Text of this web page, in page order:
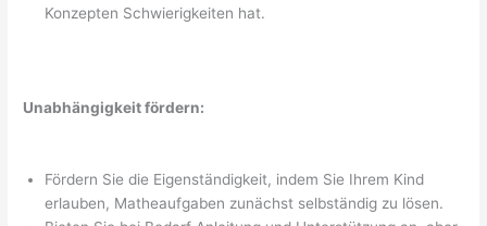
Konzepten Schwierigkeiten hat.
Unabhängigkeit fördern:
Fördern Sie die Eigenständigkeit, indem Sie Ihrem Kind
erlauben, Matheaufgaben zunächst selbständig zu lösen.